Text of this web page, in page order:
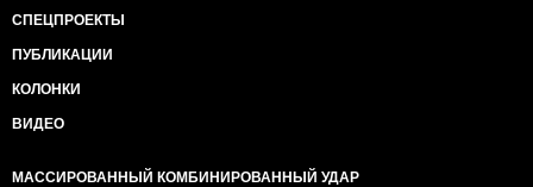
СПЕЦПРОЕКТЫ
ПУБЛИКАЦИИ
КОЛОНКИ
ВИДЕО
МАССИРОВАННЫЙ КОМБИНИРОВАННЫЙ УДАР